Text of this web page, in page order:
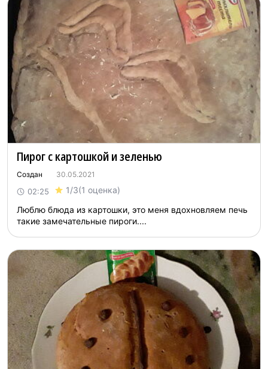
Пирог с картошкой и зеленью
Создан 30.05.2021
02:25 1/3(1 оценка)
Люблю блюда из картошки, это меня вдохновляем печь
такие замечательные пироги....